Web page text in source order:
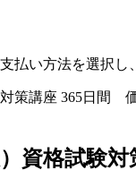
払い方法を選択し
策講座 365日間
資格試験